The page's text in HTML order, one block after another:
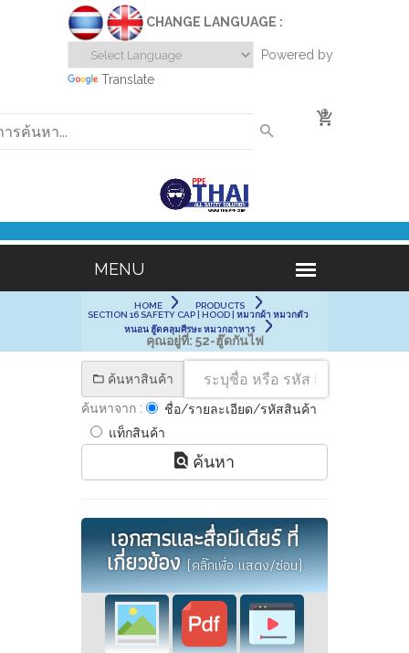
CHANGE LANGUAGE :
Powered by
Translate
0
HOME
PRODUCTS
SECTION 16 SAFETY CAP | HOOD | หมวกผ้า หมวกตัว
หนอน ฮู๊ดคลุมศีรษะ หมวกอาหาร
คุณอยู่ที่: 52-ฮู๊ดกันไฟ
ค้นหาสินค้า
ค้นหาจาก :
ชื่อ/รายละเอียด/รหัสสินค้า
แท็กสินค้า
ค้นหา
เอกสารและสื่อมีเดียร์ ที่
เกี่ยวข้อง(คลิ๊กเพื่อ แสดง/ซ่อน)